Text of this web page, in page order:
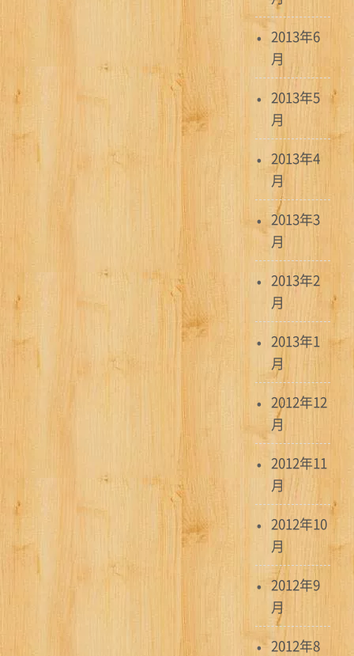
2013年6
月
2013年5
月
2013年4
月
2013年3
月
2013年2
月
2013年1
月
2012年12
月
2012年11
月
2012年10
月
2012年9
月
2012年8